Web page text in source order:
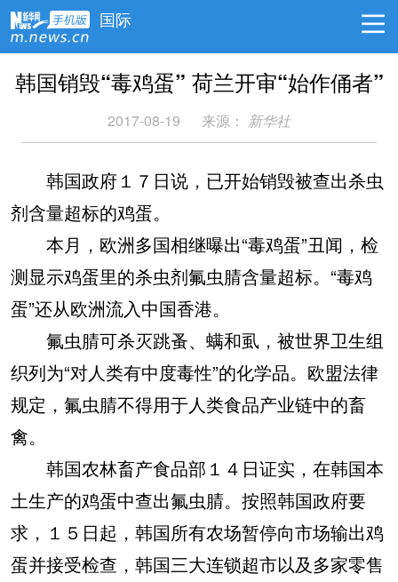
国际
韩国销毁“毒鸡蛋” 荷兰开审“始作俑者”
2017-08-19 来源： 新华社
韩国政府１７日说，已开始销毁被查出杀虫
剂含量超标的鸡蛋。
本月，欧洲多国相继曝出“毒鸡蛋”丑闻，检
测显示鸡蛋里的杀虫剂氟虫腈含量超标。“毒鸡
蛋”还从欧洲流入中国香港。
氟虫腈可杀灭跳蚤、螨和虱，被世界卫生组
织列为“对人类有中度毒性”的化学品。欧盟法律
规定，氟虫腈不得用于人类食品产业链中的畜
禽。
韩国农林畜产食品部１４日证实，在韩国本
土生产的鸡蛋中查出氟虫腈。按照韩国政府要
求，１５日起，韩国所有农场暂停向市场输出鸡
蛋并接受检查，韩国三大连锁超市以及多家零售